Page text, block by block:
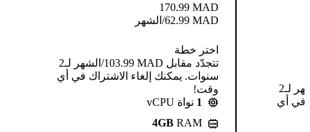
MAD
170.99
MAD
62.99/الشهر
اختر خطة
تتجدّد مقابل MAD ⁦103.99⁩/الشهر لـ2
سنوات. يمكنك إلغاء الاشتراك في أي
وقت!
1 نواة vCPU
4GB RAM
تتجدّد مقابل MAD ⁦124.99⁩/الشهر لـ2
في أي